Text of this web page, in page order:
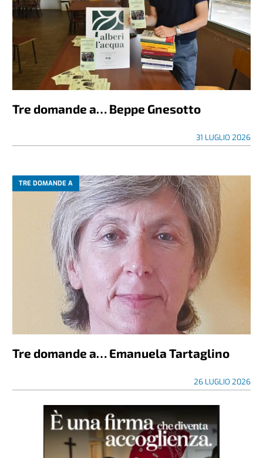
Tre domande a… Beppe Gnesotto
31 LUGLIO 2026
TRE DOMANDE A
Tre domande a… Emanuela Tartaglino
26 LUGLIO 2026